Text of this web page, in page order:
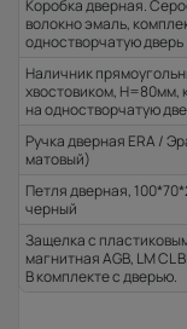
Коробка дверная.
волокно эмаль,
одностворчатую дверь
Наличник
хвостовиком, H=80мм,
на одностворчатую
Ручка дверная ERA /
матовый)
Петля дверная,
черный
Защелка с
магнитная AGB, LM CL
В комплекте с дверью.